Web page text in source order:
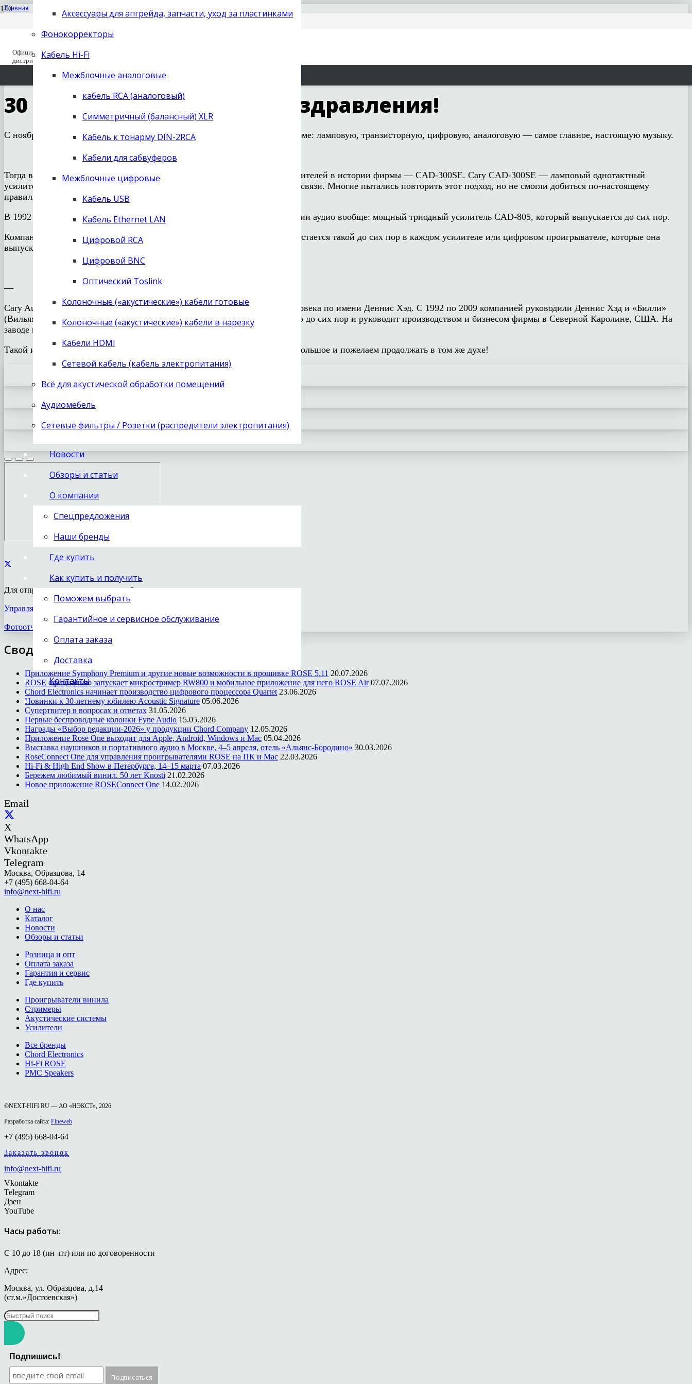
Старый сайт (до 2019 года) old.next-
Официальный
дистрибьютор с 1995
+7 (495) 668-04-64
заказать звонок
Аксессуары для апгрейда, запчасти, уход за пластинками
Фонокорректоры
Кабель Hi-Fi
Межблочные аналоговые
кабель RCA (аналоговый)
Симметричный (балансный) XLR
Кабель к тонарму DIN-2RCA
Кабели для сабвуферов
Межблочные цифровые
Кабель USB
Кабель Ethernet LAN
Цифровой RCA
Цифровой BNC
Оптический Toslink
Колоночные («акустические») кабели готовые
Колоночные («акустические») кабели в нарезку
Кабели HDMI
Сетевой кабель (кабель электропитания)
Всё для акустической обработки помещений
Аудиомебель
Сетевые фильтры / Розетки (распредители электропитания)
Новости
Обзоры и статьи
О компании
Спецпредложения
Наши бренды
Где купить
Как купить и получить
Поможем выбрать
Гарантийное и сервисное обслуживание
Оплата заказа
Доставка
Контакты
Главная
04.12.2019
30 лет Cary Audio: наши поздравления!
С ноября 1989 года Cary Audio работает на настоящую музыку в вашем доме: ламповую, транзисторную, цифровую, аналоговую — самое главное, настоящую музыку.
Тогда в 1989 году Cary Audio создала один из самых знаменательных усилителей в истории фирмы — CAD-300SE. Cary CAD-300SE — ламповый однотактный
усилитель на прямонакальных триодах в чистом классе А и без обратной связи. Многие пытались повторить этот подход, но не смогли добиться по-настоящему
правильного, триодного звука.
В 1992 году Cary Audio поставила еще одну веху в своей истории и истории аудио вообще: мощный триодный усилитель CAD-805, который выпускается до сих пор.
Компания Cary Audio всегда отличалась «лица необщим выражением» и остается такой до сих пор в каждом усилителе или цифровом проигрывателе, которые она
выпускает.
—
Cary Audio родилась за обеденным столом в гостиной замечательного человека по имени Деннис Хэд. С 1992 по 2009 компанией руководили Деннис Хэд и «Билли»
(Вильям) Райт. Билли Райт является единственным владельцем Cary Audio до сих пор и руководит производством и бизнесом фирмы в Северной Каролине, США. На
заводе в городе Рейли постоянно работают более 20 сотрудников.
Такой историей, как у Cary Audio, можно только гордиться. Спасибо им большое и пожелаем продолжать в том же духе!
Для отправки комментария вам необходимоавторизоваться.
Управляй винилом: новый фонокорректор Chord Electronics
Фотоотчет с презентации Chord Electronics в Петербурге
Сводка новостей
Приложение Symphony Premium и другие новые возможности в прошивке ROSE 5.11 20.07.2026
ROSE официально запускает микростример RW800 и мобильное приложение для него ROSE Air 07.07.2026
Chord Electronics начинает производство цифрового процессора Quartet 23.06.2026
Новинки к 30-летнему юбилею Acoustic Signature 05.06.2026
Супертвитер в вопросах и ответах 31.05.2026
Первые беспроводные колонки Fyne Audio 15.05.2026
Награды «Выбор редакции-2026» у продукции Chord Company 12.05.2026
Приложение Rose One выходит для Apple, Android, Windows и Mac 05.04.2026
Выставка наушников и портативного аудио в Москве, 4–5 апреля, отель «Альянс-Бородино» 30.03.2026
RoseConnect One для управления проигрывателями ROSE на ПК и Mac 22.03.2026
Hi-Fi & High End Show в Петербурге, 14–15 марта 07.03.2026
Бережем любимый винил. 50 лет Knosti 21.02.2026
Новое приложение ROSEConnect One 14.02.2026
Email
X
WhatsApp
Vkontakte
Telegram
Москва, Образцова, 14
+7 (495) 668-04-64
info@next-hifi.ru
О нас
Каталог
Новости
Обзоры и статьи
Розница и опт
Оплата заказа
Гарантия и сервис
Где купить
Проигрыватели винила
Стримеры
Акустические системы
Усилители
Все бренды
Chord Electronics
Hi-Fi ROSE
PMC Speakers
©NEXT-HIFI.RU — АО «НЭКСТ», 2026
Разработка сайта: Fineweb
+7 (495) 668-04-64
Заказать звонок
info@next-hifi.ru
Vkontakte
Telegram
Дзен
YouTube
Часы работы:
С 10 до 18 (пн–пт) или по договоренности
Адрес:
Москва, ул. Образцова, д.14
(ст.м.»Достоевская»)
Подпишись!